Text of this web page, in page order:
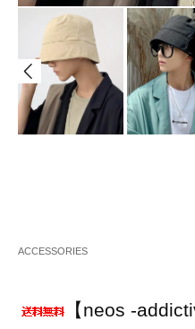
ACCESSORIES
【neos -